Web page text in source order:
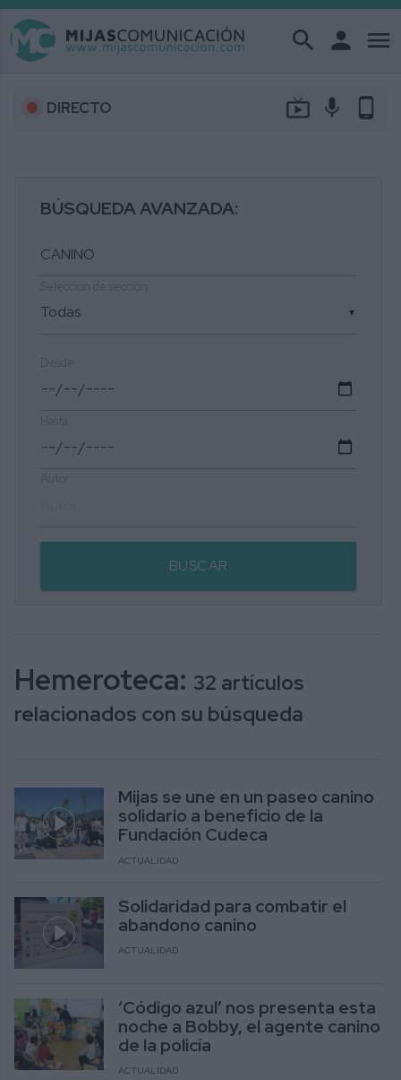
search person menu
DIRECTO live_tv mic phone_android
BÚSQUEDA AVANZADA:
▼
BUSCAR
Hemeroteca: 32 artículos
relacionados con su búsqueda
Mijas se une en un paseo canino
solidario a beneficio de la
Fundación Cudeca
ACTUALIDAD
Solidaridad para combatir el
abandono canino
ACTUALIDAD
‘Código azul’ nos presenta esta
noche a Bobby, el agente canino
de la policía
ACTUALIDAD